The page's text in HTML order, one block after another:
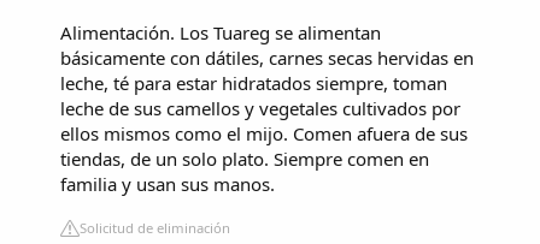
Alimentación. Los Tuareg se alimentan
básicamente con dátiles, carnes secas hervidas en
leche, té para estar hidratados siempre, toman
leche de sus camellos y vegetales cultivados por
ellos mismos como el mijo. Comen afuera de sus
tiendas, de un solo plato. Siempre comen en
familia y usan sus manos.
Solicitud de eliminación